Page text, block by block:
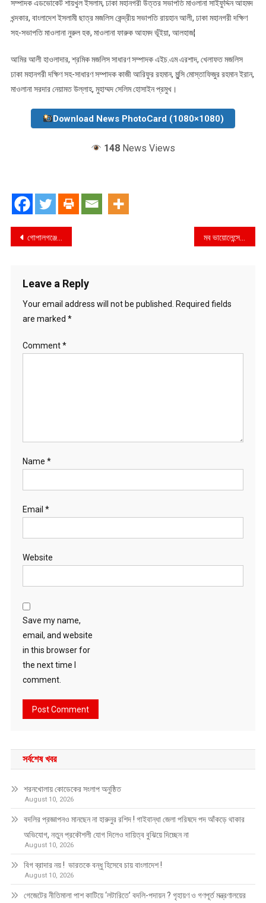
সম্পাদক এডভোকেট শায়খুল ইসলাম, ঢাকা মহানগরী উত্তর সভাপতি মাওলানা সাইফুদ্দিন আহমদ
খন্দকার, বাংলাদেশ ইসলামী ছাত্র মজলিস কেন্দ্রীয় সভাপতি রায়হান আলী, ঢাকা মহানগরী দক্ষিণ
সহ-সভাপতি মাওলানা নুরুল হক, মাওলানা ফারুক আহমদ ভূঁইয়া, আলহাজ¦
আমির আলী হাওলাদার, শ্রমিক মজলিস সাধারণ সম্পাদক এইচ.এম এরশাদ, খেলাফত মজলিস
ঢাকা মহানগরী দক্ষিণ সহ-সাধারণ সম্পাদক কাজী আরিফুর রহমান, মুন্সি মোস্তাফিজুর রহমান ইরান,
মাওলানা সরদার নেয়ামত উল্লাহ, মুহাম্মদ সেলিম হোসাইন প্রমুখ।
Download News PhotoCard (1080×1080)
148 News Views
Post
গোপালগঞ্জে গ্রাম পুলিশ সম্মেলন ২০২৫ অনুষ্ঠিত মব ভায়োলেন্সে হত্যার তথ্যে ও সার্বিক রাজনৈতিক পরিস্থিতিতে আমাদের সম্প্রীতির ঐতিহ্য ধংস হয়ে যাচ্ছে ——– গোলাম মোহাম্মদ কাদের
Leave a Reply
Your email address will not be published. Required fields
are marked *
Comment*
Name *
Email *
Website
Save my name,
email, and website
in this browser for
the next time I
comment.
সর্বশেষ খবর
শরনখোলায় কোডেকের সংলাপ অনুষ্ঠিত
August 10, 2026
বদলির প্রজ্ঞাপনও মানছেন না হারুনুর রশিদ ! গাইবান্ধা জেলা পরিষদে পদ আঁকড়ে থাকার
অভিযোগ, নতুন প্রকৌশলী যোগ দিলেও দায়িত্ব বুঝিয়ে দিচ্ছেন না
August 10, 2026
বিগ ব্রাদার নয় ! ভারতকে বন্ধু হিসেবে চায় বাংলাদেশ !
August 10, 2026
গেজেটের নীতিমালা পাশ কাটিয়ে ‘লটারিতে’ বদলি-পদায়ন ? গৃহায়ণ ও গণপূর্ত মন্ত্রণালয়ের